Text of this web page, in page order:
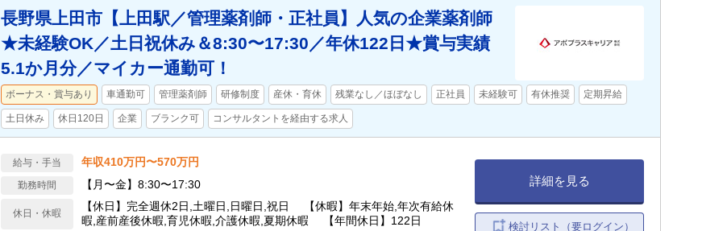
長野県上田市【上田駅／管理薬剤師・正社員】人気の企業薬剤師
★未経験OK／土日祝休み＆8:30〜17:30／年休122日★賞与実績
5.1か月分／マイカー通勤可！
ボーナス・賞与あり 車通勤可 管理薬剤師 研修制度 産休・育休 残業なし／ほぼなし 正社員 未経験可 有休推奨 定期昇給
土日休み 休日120日 企業 ブランク可 コンサルタントを経由する求人
給与・手当 年収410万円〜570万円
勤務時間 【月〜金】8:30〜17:30
休日・休暇
【休日】完全週休2日,土曜日,日曜日,祝日 【休暇】年末年始,年次有給休
暇,産前産後休暇,育児休暇,介護休暇,夏期休暇 【年間休日】122日
詳細を見る
検討リスト（要ログイン）